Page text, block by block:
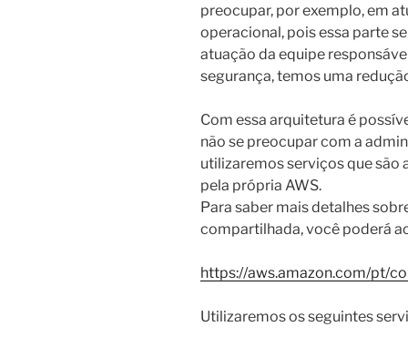
preocupar, por exemplo, em
operacional, pois essa parte
atuação da equipe
segurança, temos uma
Com essa arquitetura é
não se preocupar com a
utilizaremos serviços que
pela própria AWS.
Para saber mais detalhes
compartilhada, você poderá
https://aws.amazon.com/pt/
Utilizaremos os seguintes